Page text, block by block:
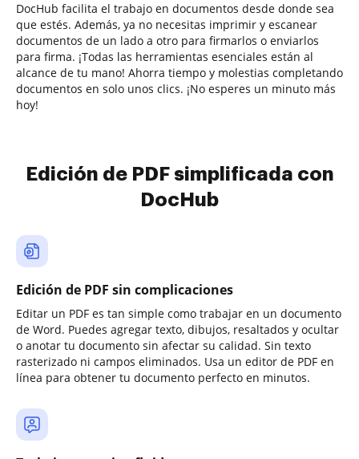
DocHub facilita el trabajo en documentos desde donde sea
que estés. Además, ya no necesitas imprimir y escanear
documentos de un lado a otro para firmarlos o enviarlos
para firma. ¡Todas las herramientas esenciales están al
alcance de tu mano! Ahorra tiempo y molestias completando
documentos en solo unos clics. ¡No esperes un minuto más
hoy!
Edición de PDF simplificada con
DocHub
Edición de PDF sin complicaciones
Editar un PDF es tan simple como trabajar en un documento
de Word. Puedes agregar texto, dibujos, resaltados y ocultar
o anotar tu documento sin afectar su calidad. Sin texto
rasterizado ni campos eliminados. Usa un editor de PDF en
línea para obtener tu documento perfecto en minutos.